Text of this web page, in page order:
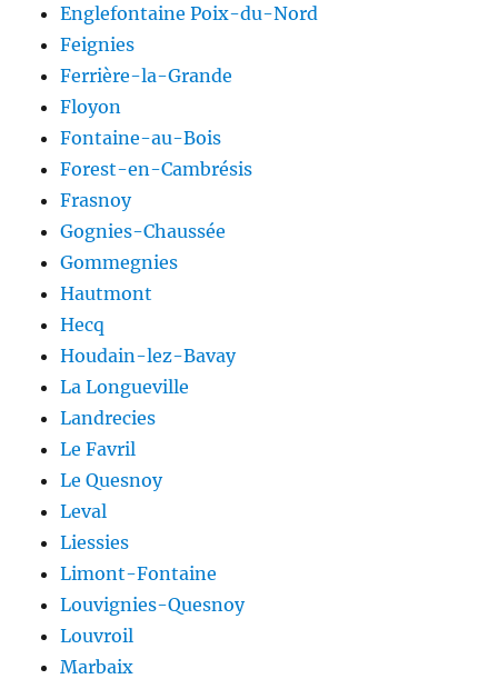
Englefontaine Poix-du-Nord
Feignies
Ferrière-la-Grande
Floyon
Fontaine-au-Bois
Forest-en-Cambrésis
Frasnoy
Gognies-Chaussée
Gommegnies
Hautmont
Hecq
Houdain-lez-Bavay
La Longueville
Landrecies
Le Favril
Le Quesnoy
Leval
Liessies
Limont-Fontaine
Louvignies-Quesnoy
Louvroil
Marbaix